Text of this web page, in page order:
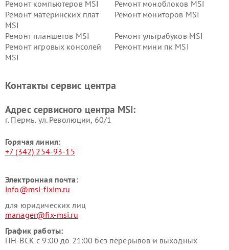
Ремонт компьютеров MSI
Ремонт моноблоков MSI
Ремонт материнских плат
MSI
Ремонт мониторов MSI
Ремонт планшетов MSI
Ремонт ультрабуков MSI
Ремонт игровых консолей
MSI
Ремонт мини пк MSI
Контакты сервис центра
Адрес сервисного центра MSI:
г. Пермь, ул. ​Революции, 60/1
Горячая линия:
+7 (342) 254-93-15
Электронная почта:
info@msi-fixim.ru
для юридических лиц
manager@fix-msi.ru
График работы:
ПН-ВСК с 9:00 до 21:00 без перерывов и выходных